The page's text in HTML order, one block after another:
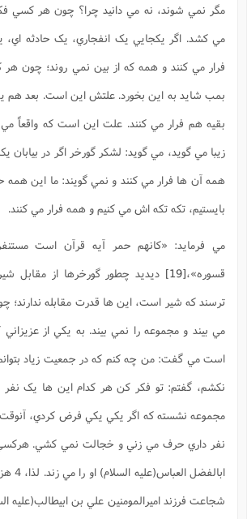
مگر نمي شوند، نه مي دانيد چرا؟ چون هر کسي
مي کشد. اگر يکجايي يک انفجاري، يک حادثه اي،
فرار مي کنند و همه که از بين نمي روند؛ چون
بقيه هم فرار مي کنند. علت اين است که واقعاً
زيبا مي گويد، مي گويد: لشکر گورخر اگر در بيابان
همه آن ها فرار مي کنند و نمي گويند: ما اين همه
بايستيم، تکه تکه اش مي کنيم و همه فرار مي کنند.
مي فرمايد: «کانهم حمر آيه قرآن است
قسوره»،[19]
ديديد چطور گورخرها از مقابل
ترسند که شير است، اين ها قدرت مقابله
مي بيند و مجموعه را نمي بيند. به يکي از
است مي گفت: من چه کنم که در جمعيت زياد
نکشم، گفتم: تو فکر کن هر کدام اين ها يک نفر
مجموعه نشسته که اگر يکي يکي فرض کردي،
نفر داري حرف مي زني و خجالت نمي کشي.
ابالفضل
شجاعت فرزند اميرالمومنين علي بن ابيطالب(عليه